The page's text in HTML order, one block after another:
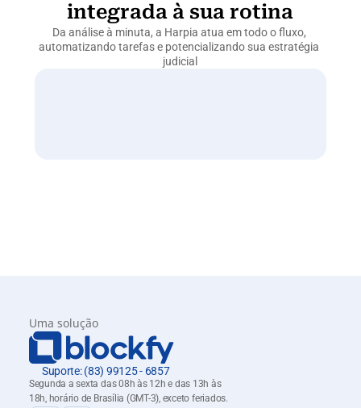
integrada à sua rotina
Da análise à minuta, a Harpia atua em todo o fluxo,
automatizando tarefas e potencializando sua estratégia
judicial
Uma solução
Suporte: (83) 99125 - 6857
Segunda a sexta das 08h às 12h e das 13h às
18h, horário de Brasília (GMT-3), exceto feriados.